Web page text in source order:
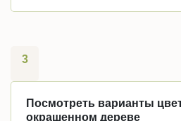
3
Посмотреть варианты
окрашенном дереве